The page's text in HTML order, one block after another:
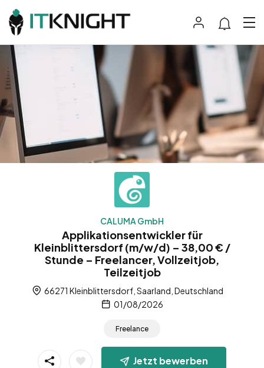
CALUMA GmbH
Applikationsentwickler für
Kleinblittersdorf (m/w/d) – 38,00 € /
Stunde – Freelancer, Vollzeitjob,
Teilzeitjob
66271 Kleinblittersdorf, Saarland, Deutschland
01/08/2026
Freelance
Jetzt bewerben